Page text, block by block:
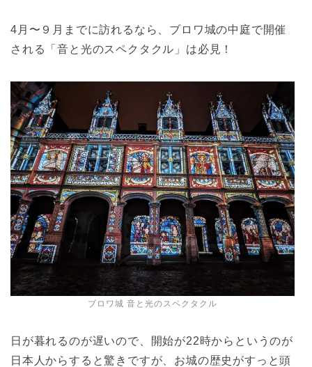
4月〜９月までに訪れるなら、ブロワ城の中庭で開催
される「音と光のスペクタクル」は必見！
ブロワ城 音と光のスペクタクル
日が暮れるのが遅いので、開始が22時からというのが
日本人からすると驚きですが、お城の歴史がすっと頭